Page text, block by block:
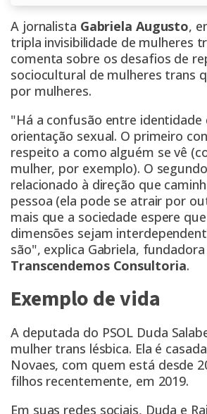
A jornalista Gabriela Augusto,
tripla invisibilidade de mulheres
comenta sobre os desafios de
sociocultural de mulheres trans
por mulheres.
"Há a confusão entre identidade
orientação sexual. O primeiro
respeito a como alguém se vê
mulher, por exemplo). O
relacionado à direção que
pessoa (ela pode se atrair por
mais que a sociedade espere
dimensões sejam
são", explica Gabriela, fundadora
Transcendemos Consultoria.
Exemplo de vida
A deputada do PSOL Duda
mulher trans lésbica. Ela é
Novaes, com quem está desde
filhos recentemente, em 2019.
Em suas redes sociais, Duda e